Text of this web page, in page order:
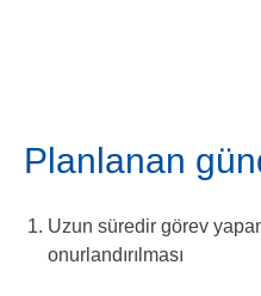
Planlanan
Uzun süredir görev
onurlandırılması